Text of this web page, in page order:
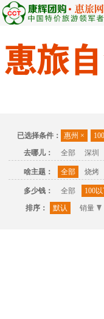
已选择条件： 惠州 ×
去哪儿：
全部 深圳
啥主题： 全部 烧烤
多少钱： 全部 100
排序：
默认 销量